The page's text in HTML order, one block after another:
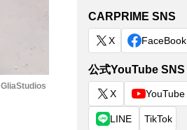
GliaStudios
CARPRIME SNS
X FaceBook
公式YouTube SNS
X YouTube
LINE TikTok